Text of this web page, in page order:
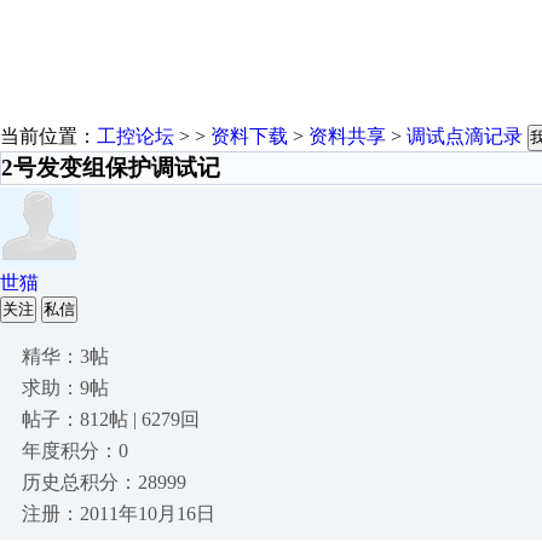
当前位置： 工控论坛 > > 资料下载 > 资料共享 > 调试点滴记录
2号发变组保护调试记
世猫
关注 私信
精华：3帖
求助：9帖
帖子：812帖 | 6279回
年度积分：0
历史总积分：28999
注册：2011年10月16日